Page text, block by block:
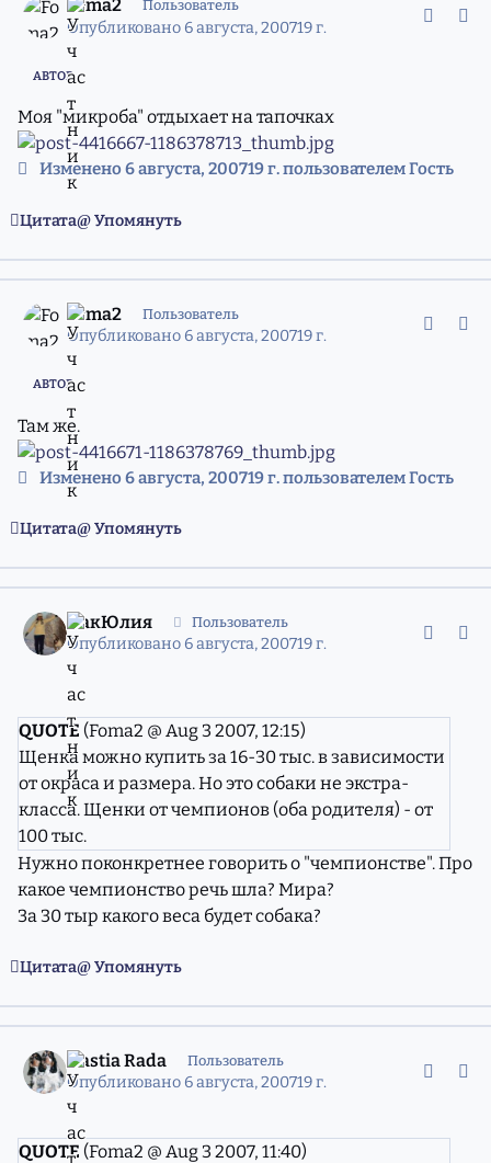
Foma2 Пользователь
Опубликовано 6 августа, 200719 г.
АВТОР
Моя "микроба" отдыхает на тапочках
Изменено6 августа, 200719 г.пользователем Гость
Цитата Упомянуть
Foma2 Пользователь
Опубликовано 6 августа, 200719 г.
АВТОР
Там же.
Изменено6 августа, 200719 г.пользователем Гость
Цитата Упомянуть
ПакЮлия Пользователь
Опубликовано 6 августа, 200719 г.
QUOTE (Foma2 @ Aug 3 2007, 12:15)
Щенка можно купить за 16-30 тыс. в зависимости
от окраса и размера. Но это собаки не экстра-
класса. Щенки от чемпионов (оба родителя) - от
100 тыс.
Нужно поконкретнее говорить о "чемпионстве". Про
какое чемпионство речь шла? Мира?
За 30 тыр какого веса будет собака?
Цитата Упомянуть
Nastia Rada Пользователь
Опубликовано 6 августа, 200719 г.
QUOTE (Foma2 @ Aug 3 2007, 11:40)